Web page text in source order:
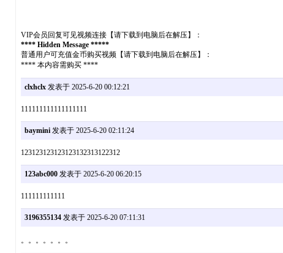
VIP会员回复可见视频连接【请下载到电脑后在解压】：
**** Hidden Message *****
普通用户可充值金币购买视频【请下载到电脑后在解压】：
**** 本内容需购买 ****
clxhclx发表于 2025-6-20 00:12:21
111111111111111111
baymini发表于 2025-6-20 02:11:24
123123123123123132313122312
123abc000发表于 2025-6-20 06:20:15
111111111111
3196355134发表于 2025-6-20 07:11:31
。。。。。。。